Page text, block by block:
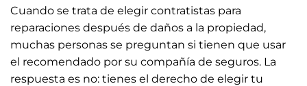
Cuando se trata de elegir contratistas para
reparaciones después de daños a la propiedad,
muchas personas se preguntan si tienen que usar
el recomendado por su compañía de seguros. La
respuesta es no: tienes el derecho de elegir tu